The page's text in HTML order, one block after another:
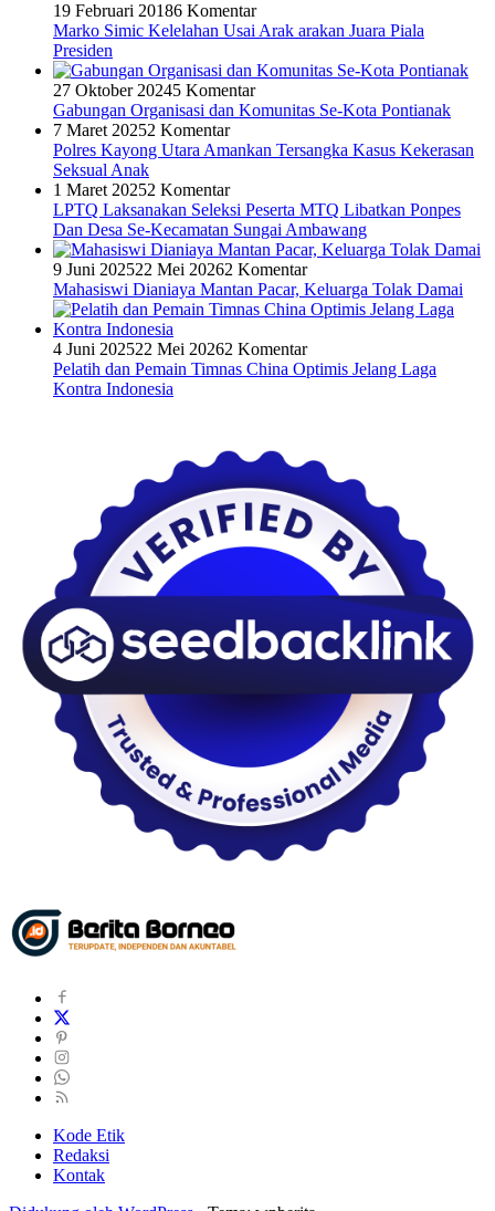
19 Februari 20186 Komentar
Marko Simic Kelelahan Usai Arak arakan Juara Piala
Presiden
27 Oktober 20245 Komentar
Gabungan Organisasi dan Komunitas Se-Kota Pontianak
7 Maret 20252 Komentar
Polres Kayong Utara Amankan Tersangka Kasus Kekerasan
Seksual Anak
1 Maret 20252 Komentar
LPTQ Laksanakan Seleksi Peserta MTQ Libatkan Ponpes
Dan Desa Se-Kecamatan Sungai Ambawang
9 Juni 202522 Mei 20262 Komentar
Mahasiswi Dianiaya Mantan Pacar, Keluarga Tolak Damai
4 Juni 202522 Mei 20262 Komentar
Pelatih dan Pemain Timnas China Optimis Jelang Laga
Kontra Indonesia
Kode Etik
Redaksi
Kontak